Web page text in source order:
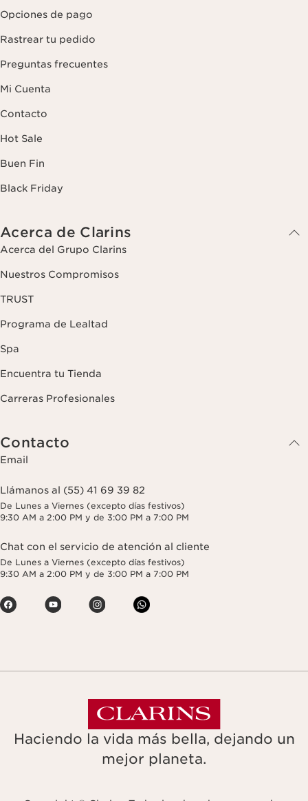
Opciones de pago
Rastrear tu pedido
Preguntas frecuentes
Mi Cuenta
Contacto
Hot Sale
Buen Fin
Black Friday
Acerca de Clarins
Acerca del Grupo Clarins
Nuestros Compromisos
TRUST
Programa de Lealtad
Spa
Encuentra tu Tienda
Carreras Profesionales
Contacto
Email
Llámanos al (55) 41 69 39 82
De Lunes a Viernes (excepto días festivos)
9:30 AM a 2:00 PM y de 3:00 PM a 7:00 PM
Chat con el servicio de atención al cliente
De Lunes a Viernes (excepto días festivos)
9:30 AM a 2:00 PM y de 3:00 PM a 7:00 PM
Haciendo la vida más bella, dejando un
mejor planeta.